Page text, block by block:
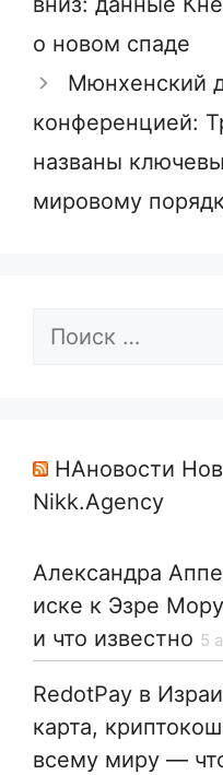
о новом спаде
Мюнхенский
конференцией:
названы
мировому
Поиск:
НАновости
Nikk.Agency
Александра
иске к Эзре
и что известно 5
RedotPay в
карта,
всему миру —